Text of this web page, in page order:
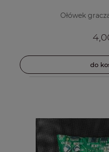
Ołówek
do